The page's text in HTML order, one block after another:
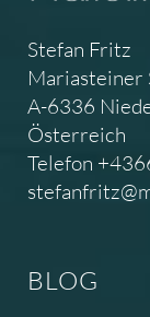
Stefan Fritz
Mariasteiner
A-6336
Österreich
Telefon
BLOG